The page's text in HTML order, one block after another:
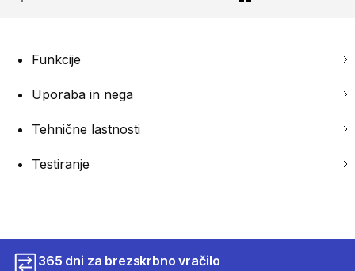
Funkcije
Uporaba in nega
Tehnične lastnosti
Testiranje
365 dni za brezskrbno vračilo